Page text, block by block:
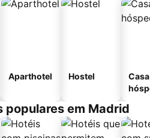
Aparthotel Hostel
populares em Madrid